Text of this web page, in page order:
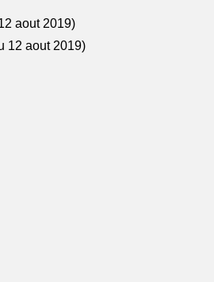
aout 2019)
12 aout 2019)